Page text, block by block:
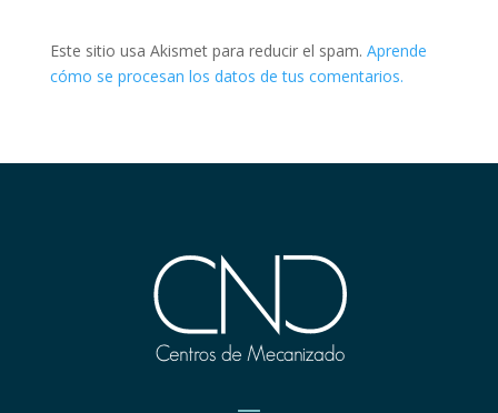
Este sitio usa Akismet para reducir el spam. Aprende
cómo se procesan los datos de tus comentarios.